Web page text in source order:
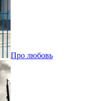
Про любовь